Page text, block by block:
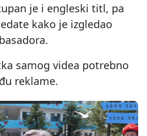
je i engleski titl, pa
kako je izgledao
samog videa potrebno
reklame.